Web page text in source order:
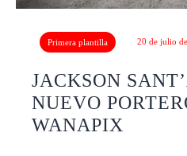
Primera plantilla 20 de julio
JACKSON
NUEVO
WANAPIX